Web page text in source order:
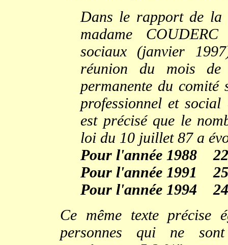
Dans le rapport de la
madame
sociaux (janvier
réunion du mois
permanente du comité
professionnel et
est précisé que le
loi du 10 juillet 87 a
Pour l'année 1988
Pour l'année 1991
Pour l'année 1994
Ce même texte précise
personnes qui ne sont